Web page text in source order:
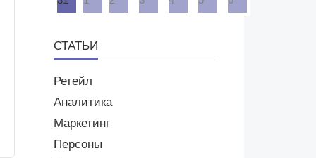
СТАТЬИ
Ретейл
Аналитика
Маркетинг
Персоны